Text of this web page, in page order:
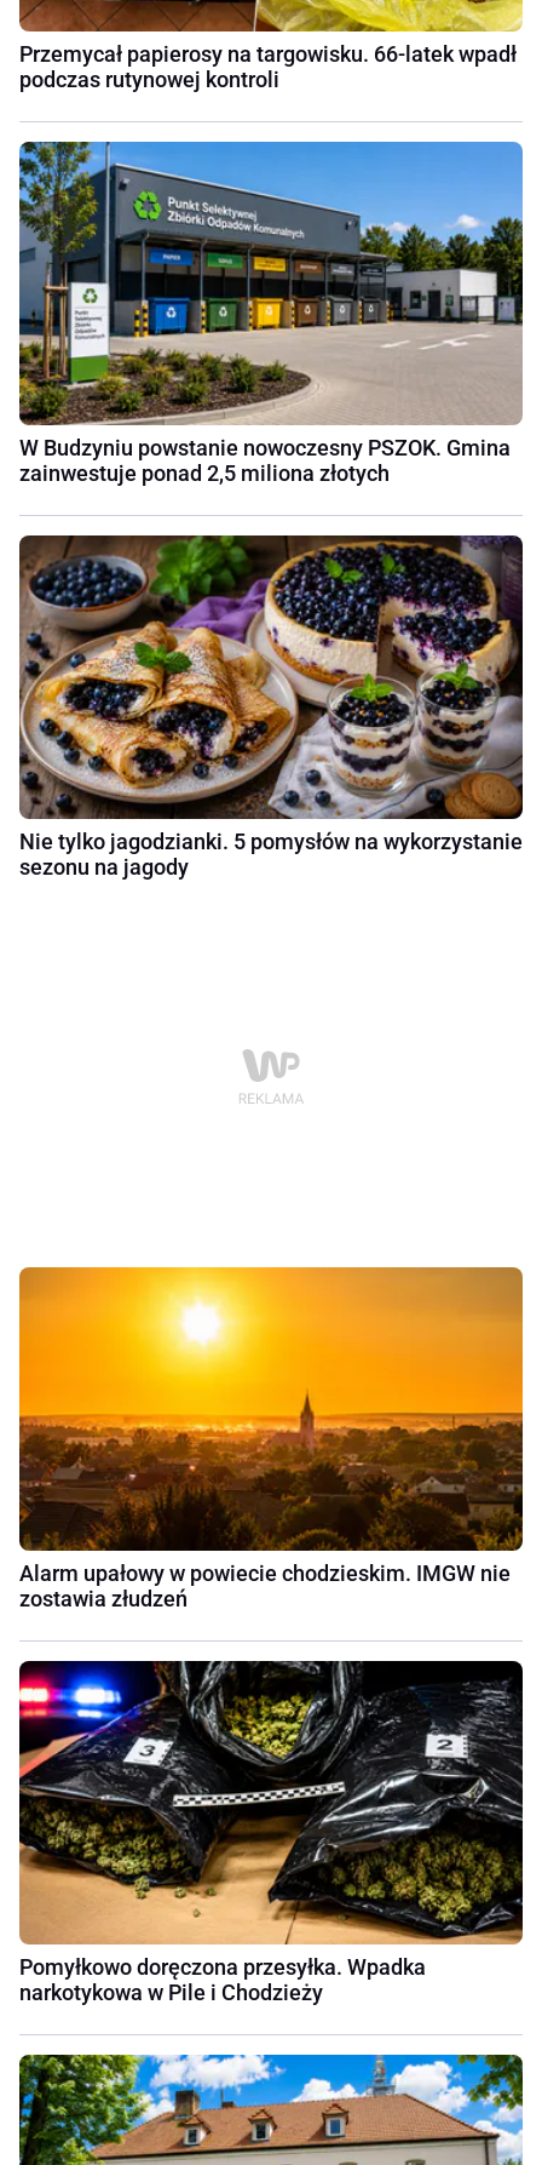
Przemycał papierosy na targowisku. 66-latek wpadł
podczas rutynowej kontroli
W Budzyniu powstanie nowoczesny PSZOK. Gmina
zainwestuje ponad 2,5 miliona złotych
Nie tylko jagodzianki. 5 pomysłów na wykorzystanie
sezonu na jagody
Alarm upałowy w powiecie chodzieskim. IMGW nie
zostawia złudzeń
Pomyłkowo doręczona przesyłka. Wpadka
narkotykowa w Pile i Chodzieży